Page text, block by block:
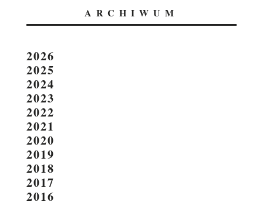
ARCHIWUM
2026
2025
2024
2023
2022
2021
2020
2019
2018
2017
2016